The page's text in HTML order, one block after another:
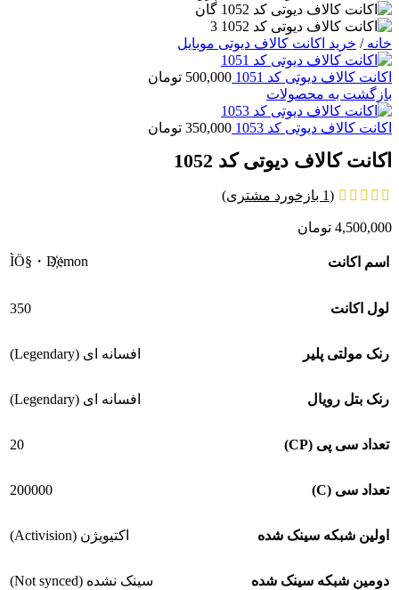
خانه/ خرید اکانت کالاف دیوتی موبایل
اکانت کالاف دیوتی کد 1051 500,000 تومان
بازگشت به محصولات
اکانت کالاف دیوتی کد 1053 350,000 تومان
اکانت کالاف دیوتی کد 1052
(
1 بازخورد مشتری)
4,500,000 تومان
اسم اکانت ÌÖ§・D҉emon
لول اکانت 350
رنک مولتی پلیر افسانه ای (Legendary)
رنک بتل رویال افسانه ای (Legendary)
تعداد سی پی (CP) 20
تعداد سی (C) 200000
اولین شبکه سینک شده اکتیویژن (Activision)
دومین شبکه سینک شده سینک نشده (Not synced)